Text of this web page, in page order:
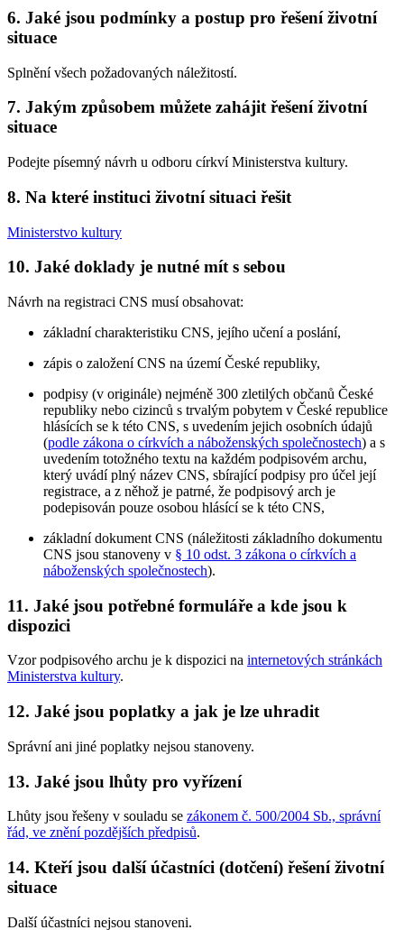
6. Jaké jsou podmínky a postup pro řešení životní
situace
Splnění všech požadovaných náležitostí.
7. Jakým způsobem můžete zahájit řešení životní
situace
Podejte písemný návrh u odboru církví Ministerstva kultury.
8. Na které instituci životní situaci řešit
Ministerstvo kultury
10. Jaké doklady je nutné mít s sebou
Návrh na registraci CNS musí obsahovat:
základní charakteristiku CNS, jejího učení a poslání,
zápis o založení CNS na území České republiky,
podpisy (v originále) nejméně 300 zletilých občanů České
republiky nebo cizinců s trvalým pobytem v České republice
hlásících se k této CNS, s uvedením jejich osobních údajů
(podle zákona o církvích a náboženských společnostech) a s
uvedením totožného textu na každém podpisovém archu,
který uvádí plný název CNS, sbírající podpisy pro účel její
registrace, a z něhož je patrné, že podpisový arch je
podepisován pouze osobou hlásící se k této CNS,
základní dokument CNS (náležitosti základního dokumentu
CNS jsou stanoveny v § 10 odst. 3 zákona o církvích a
náboženských společnostech).
11. Jaké jsou potřebné formuláře a kde jsou k
dispozici
Vzor podpisového archu je k dispozici na internetových stránkách
Ministerstva kultury.
12. Jaké jsou poplatky a jak je lze uhradit
Správní ani jiné poplatky nejsou stanoveny.
13. Jaké jsou lhůty pro vyřízení
Lhůty jsou řešeny v souladu se zákonem č. 500/2004 Sb., správní
řád, ve znění pozdějších předpisů.
14. Kteří jsou další účastníci (dotčení) řešení životní
situace
Další účastníci nejsou stanoveni.